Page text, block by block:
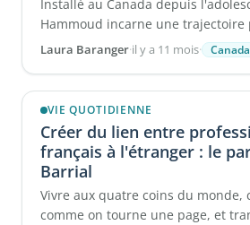
Installé au Canada depuis
Hammoud incarne une trajectoire
croisée des cultures et des ...
Laura Baranger·il y a 11 mois· Canada
VIE QUOTIDIENNE
Créer du lien entre
français à l'étranger : le
Barrial
Vivre aux quatre coins du monde,
comme on tourne une page, et